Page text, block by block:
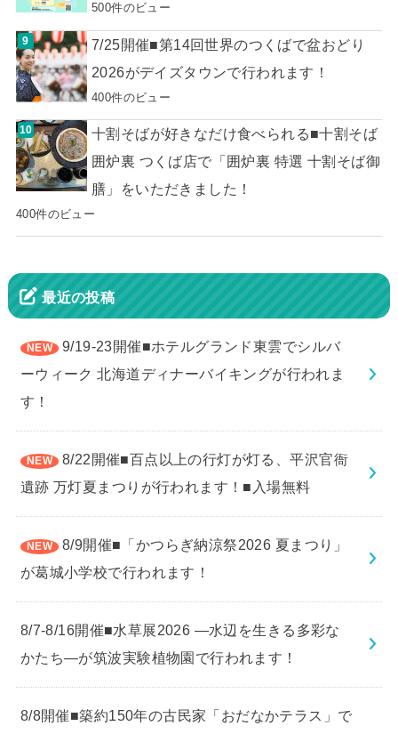
500件のビュー
7/25開催■第14回世界のつくばで盆おどり
2026がデイズタウンで行われます！
400件のビュー
十割そばが好きなだけ食べられる■十割そば
囲炉裏 つくば店で「囲炉裏 特選 十割そば御
膳」をいただきました！
400件のビュー
最近の投稿
9/19-23開催■ホテルグランド東雲でシルバ
ーウィーク 北海道ディナーバイキングが行われま
す！
8/22開催■百点以上の行灯が灯る、平沢官衙
遺跡 万灯夏まつりが行われます！■入場無料
8/9開催■「かつらぎ納涼祭2026 夏まつり」
が葛城小学校で行われます！
8/7-8/16開催■水草展2026 ―水辺を生きる多彩な
かたち―が筑波実験植物園で行われます！
8/8開催■築約150年の古民家「おだなかテラス」で